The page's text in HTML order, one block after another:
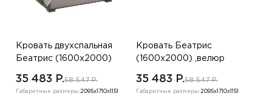
Кровать двухспальная
Беатрис (1600х2000)
35 483 P.58 547 P.
Габаритные размеры:2095х1710х1151
Кровать Беатрис
(1600х2000) ,велюр
35 483 P.58 547 P.
Габаритные размеры:2095х1710х1151